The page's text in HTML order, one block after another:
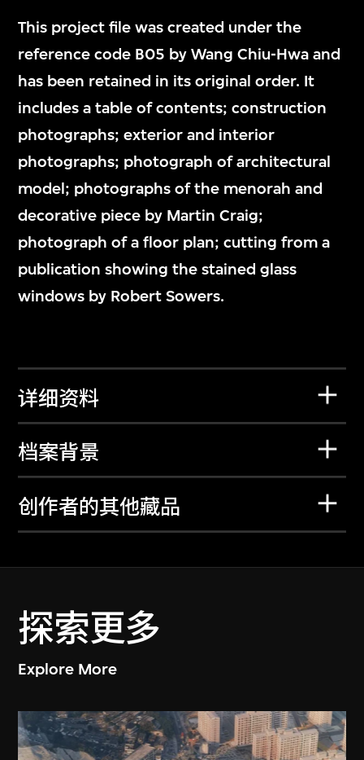
This project file was created under the
reference code B05 by Wang Chiu-Hwa and
has been retained in its original order. It
includes a table of contents; construction
photographs; exterior and interior
photographs; photograph of architectural
model; photographs of the menorah and
decorative piece by Martin Craig;
photograph of a floor plan; cutting from a
publication showing the stained glass
windows by Robert Sowers.
详细资料
档案背景
创作者的其他藏品
探索更多
Explore More